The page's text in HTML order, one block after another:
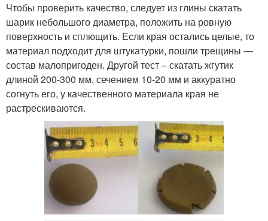
Чтобы проверить качество, следует из глины скатать
шарик небольшого диаметра, положить на ровную
поверхность и сплющить. Если края остались целые, то
материал подходит для штукатурки, пошли трещины —
состав малопригоден. Другой тест – скатать жгутик
длиной 200-300 мм, сечением 10-20 мм и аккуратно
согнуть его, у качественного материала края не
растрескиваются.